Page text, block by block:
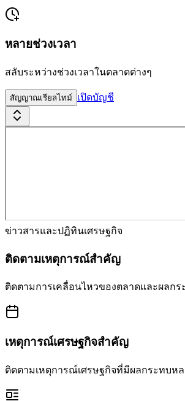
หลายช่วงเวลา
สลับระหว่างช่วงเวลาในตลาดต่างๆ
สัญญาณเรียลไทม์ เปิดบัญชี
ข่าวสารและปฏิทินเศรษฐกิจ
ติดตามเหตุการณ์สำคัญ
ติดตามการเคลื่อนไหวของตลาดและผลก
เหตุการณ์เศรษฐกิจสำคัญ
ติดตามเหตุการณ์เศรษฐกิจที่มีผลกระทบห